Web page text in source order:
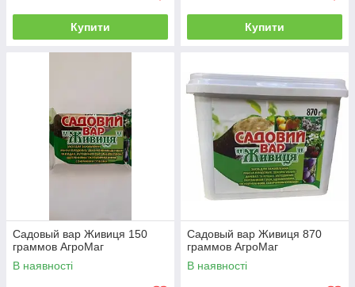
Купити Купити
Садовый вар Живиця 150
граммов АгроМаг
В наявності
Садовый вар Живиця 870
граммов АгроМаг
В наявності